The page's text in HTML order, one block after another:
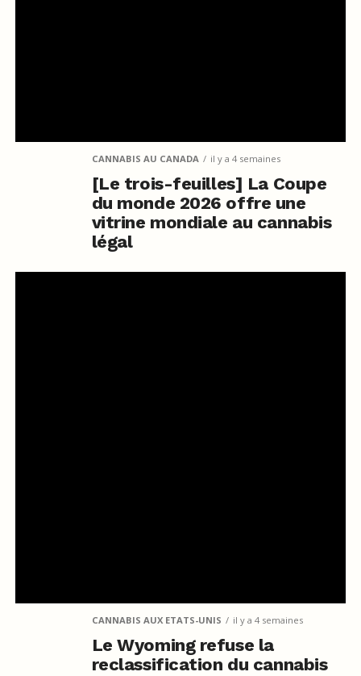
CANNABIS AU CANADA il y a 4 semaines
[Le trois-feuilles] La Coupe
du monde 2026 offre une
vitrine mondiale au cannabis
légal
CANNABIS AUX ETATS-UNIS il y a 4 semaines
Le Wyoming refuse la
reclassification du cannabis